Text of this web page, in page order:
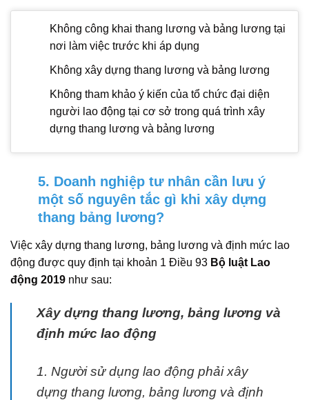
Không công khai thang lương và bảng lương tại
nơi làm việc trước khi áp dụng
Không xây dựng thang lương và bảng lương
Không tham khảo ý kiến của tổ chức đại diện
người lao động tại cơ sở trong quá trình xây
dựng thang lương và bảng lương
5. Doanh nghiệp tư nhân cần lưu ý
một số nguyên tắc gì khi xây dựng
thang bảng lương?
Việc xây dựng thang lương, bảng lương và định mức lao
động được quy định tại khoản 1 Điều 93 Bộ luật Lao
động 2019 như sau:
Xây dựng thang lương, bảng lương và
định mức lao động
1. Người sử dụng lao động phải xây
dựng thang lương, bảng lương và định